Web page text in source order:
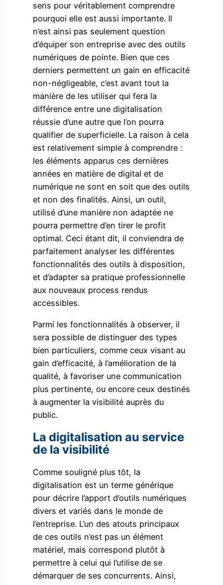
sens pour véritablement comprendre
pourquoi elle est aussi importante. Il
n’est ainsi pas seulement question
d’équiper son entreprise avec des outils
numériques de pointe. Bien que ces
derniers permettent un gain en efficacité
non-négligeable, c’est avant tout la
manière de les utiliser qui fera la
différence entre une digitalisation
réussie d’une autre que l’on pourra
qualifier de superficielle. La raison à cela
est relativement simple à comprendre :
les éléments apparus ces dernières
années en matière de digital et de
numérique ne sont en soit que des outils
et non des finalités. Ainsi, un outil,
utilisé d’une manière non adaptée ne
pourra permettre d’en tirer le profit
optimal. Ceci étant dit, il conviendra de
parfaitement analyser les différentes
fonctionnalités des outils à disposition,
et d’adapter sa pratique professionnelle
aux nouveaux process rendus
accessibles.
Parmi les fonctionnalités à observer, il
sera possible de distinguer des types
bien particuliers, comme ceux visant au
gain d’efficacité, à l’amélioration de la
qualité, à favoriser une communication
plus pertinente, ou encore ceux destinés
à augmenter la visibilité auprès du
public.
La digitalisation au service
de la visibilité
Comme souligné plus tôt, la
digitalisation est un terme générique
pour décrire l’apport d’outils numériques
divers et variés dans le monde de
l’entreprise. L’un des atouts principaux
de ces outils n’est pas un élément
matériel, mais correspond plutôt à
permettre à celui qui l’utilise de se
démarquer de ses concurrents. Ainsi,